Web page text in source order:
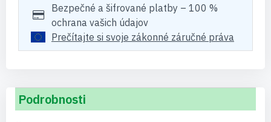
Bezpečné a šifrované platby – 100 %
ochrana vašich údajov
Prečítajte si svoje zákonné záručné práva
Podrobnosti